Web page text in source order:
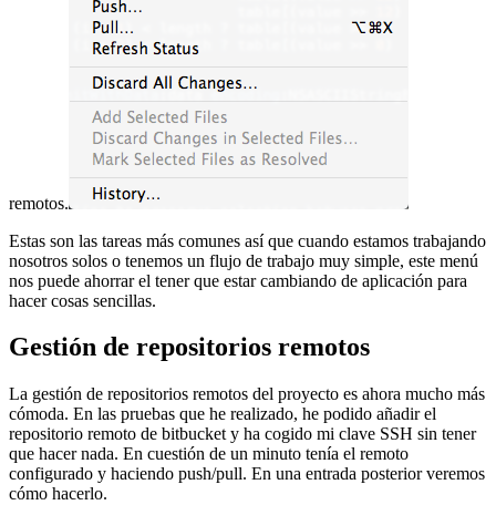
remotos.
Estas son las tareas más comunes así que cuando estamos trabajando
nosotros solos o tenemos un flujo de trabajo muy simple, este menú
nos puede ahorrar el tener que estar cambiando de aplicación para
hacer cosas sencillas.
Gestión de repositorios remotos
La gestión de repositorios remotos del proyecto es ahora mucho más
cómoda. En las pruebas que he realizado, he podido añadir el
repositorio remoto de bitbucket y ha cogido mi clave SSH sin tener
que hacer nada. En cuestión de un minuto tenía el remoto
configurado y haciendo push/pull. En una entrada posterior veremos
cómo hacerlo.